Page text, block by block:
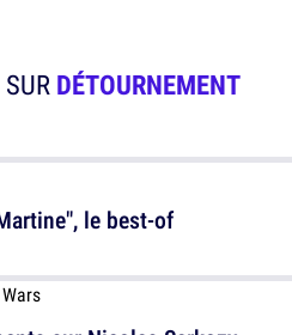
DÉTOURNEMENT
le best-of